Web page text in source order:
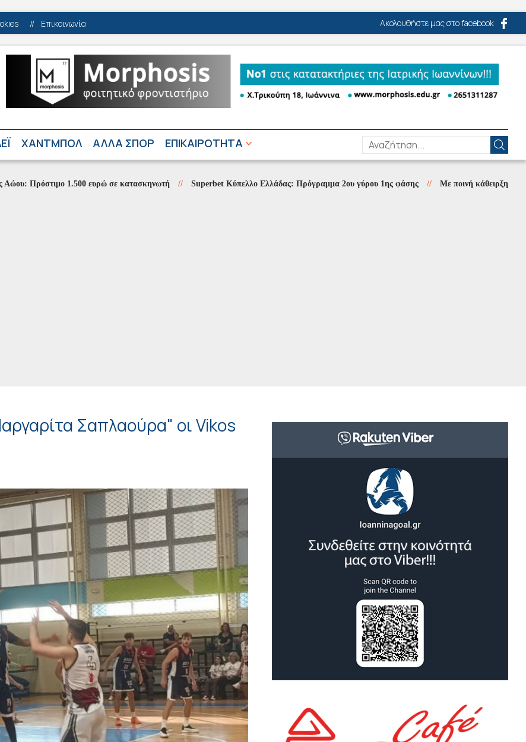
// Επικοινωνία Ακολουθήστε μας στο facebook
ΧΑΝΤΜΠΟΛ ΑΛΛΑ ΣΠΟΡ ΕΠΙΚΑΙΡΟΤΗΤΑ
1.500 ευρώ σε κατασκηνωτή // Superbet Κύπελλο Ελλάδας: Πρόγραμμα 2ου γύρου 1ης φάσης // Με ποινή κάθειρξης εννιά ετών
Σαπλαούρα" οι Vikos